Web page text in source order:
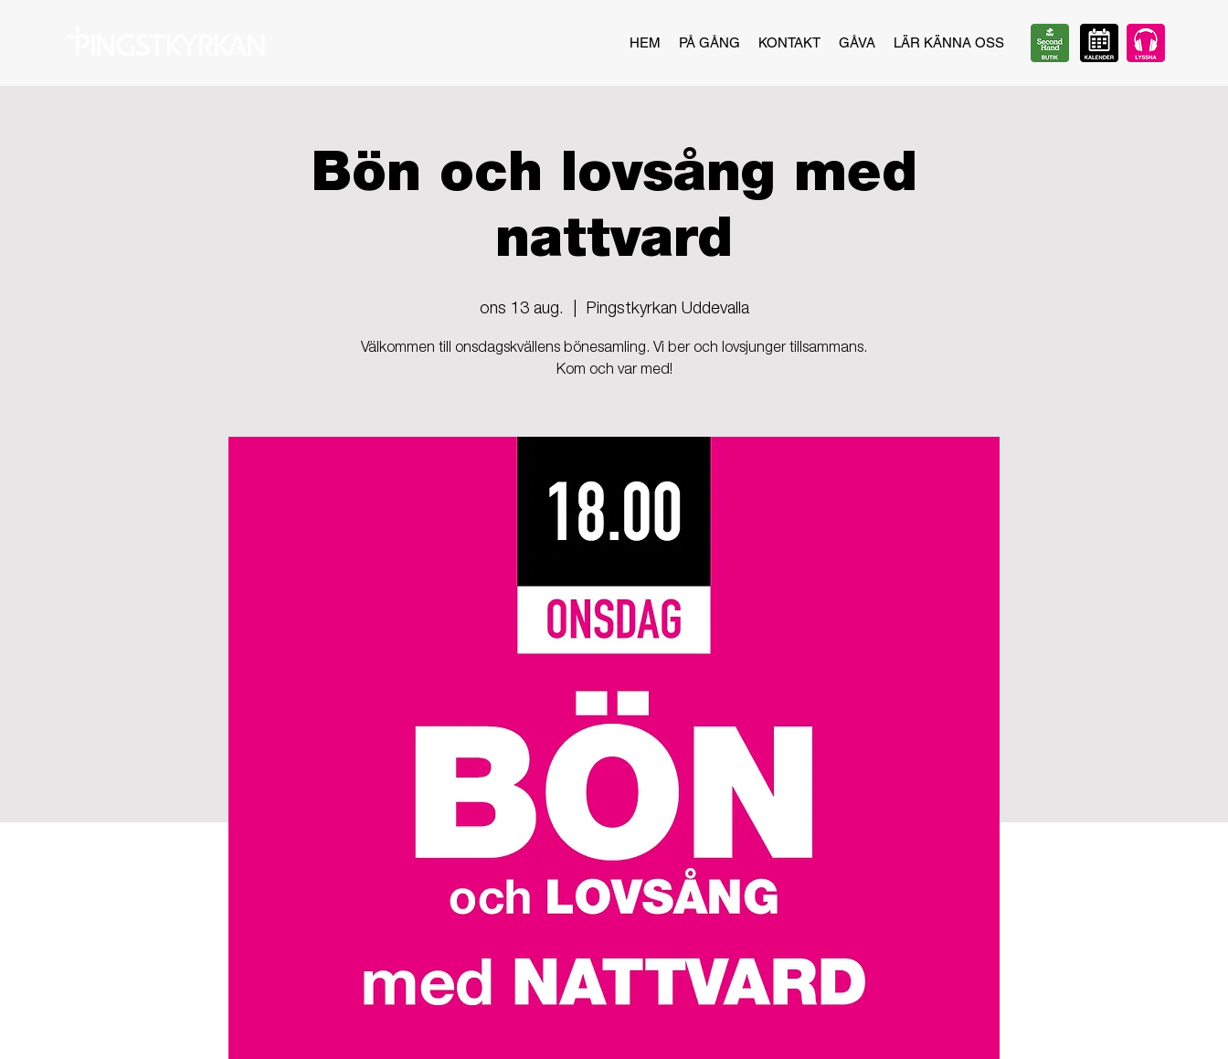
HEM PÅ GÅNG KONTAKT GÅVA LÄR KÄNNA OSS
Bön och lovsång med
nattvard
ons 13 aug. Pingstkyrkan Uddevalla
Välkommen till onsdagskvällens bönesamling. Vi ber och lovsjunger tillsammans.
Kom och var med!